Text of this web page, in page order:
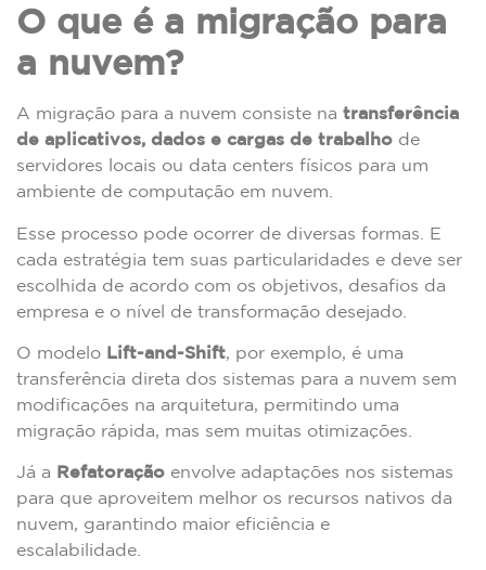
O que é a migração para
a nuvem?
A migração para a nuvem consiste na transferência
de aplicativos, dados e cargas de trabalho de
servidores locais ou data centers físicos para um
ambiente de computação em nuvem.
Esse processo pode ocorrer de diversas formas. E
cada estratégia tem suas particularidades e deve ser
escolhida de acordo com os objetivos, desafios da
empresa e o nível de transformação desejado.
O modelo Lift-and-Shift, por exemplo, é uma
transferência direta dos sistemas para a nuvem sem
modificações na arquitetura, permitindo uma
migração rápida, mas sem muitas otimizações.
Já a Refatoração envolve adaptações nos sistemas
para que aproveitem melhor os recursos nativos da
nuvem, garantindo maior eficiência e
escalabilidade.